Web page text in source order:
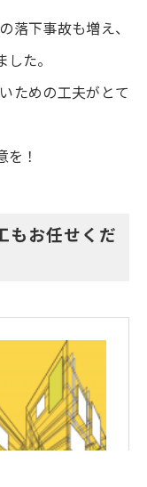
落下事故も増え、
た。
ための工夫がとて
を！
もお任せくだ